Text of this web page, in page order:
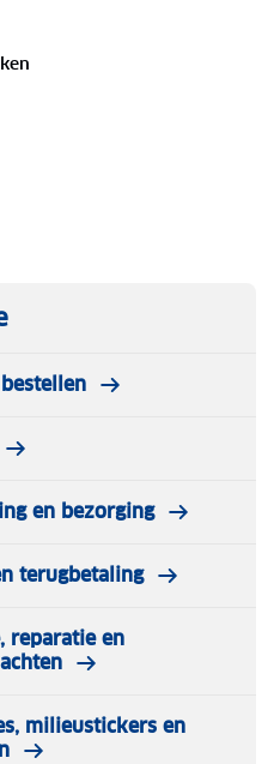
en bezorging
terugbetaling
reparatie en
milieustickers en